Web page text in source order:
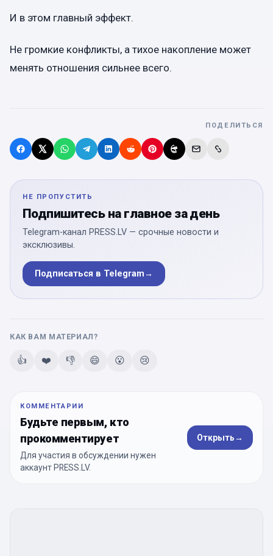
И в этом главный эффект.
Не громкие конфликты, а тихое накопление может
менять отношения сильнее всего.
ПОДЕЛИТЬСЯ
НЕ ПРОПУСТИТЬ
Подпишитесь на главное за день
Telegram-канал PRESS.LV — срочные новости и
эксклюзивы.
Подписаться в Telegram→
КАК ВАМ МАТЕРИАЛ?
👍 ❤️ 👎 😄 😮 😢
КОММЕНТАРИИ
Будьте первым, кто
прокомментирует
Для участия в обсуждении нужен
аккаунт PRESS.LV.
Открыть→